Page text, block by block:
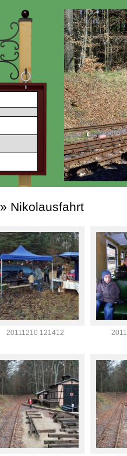
» Nikolausfahrt
20111210 121412